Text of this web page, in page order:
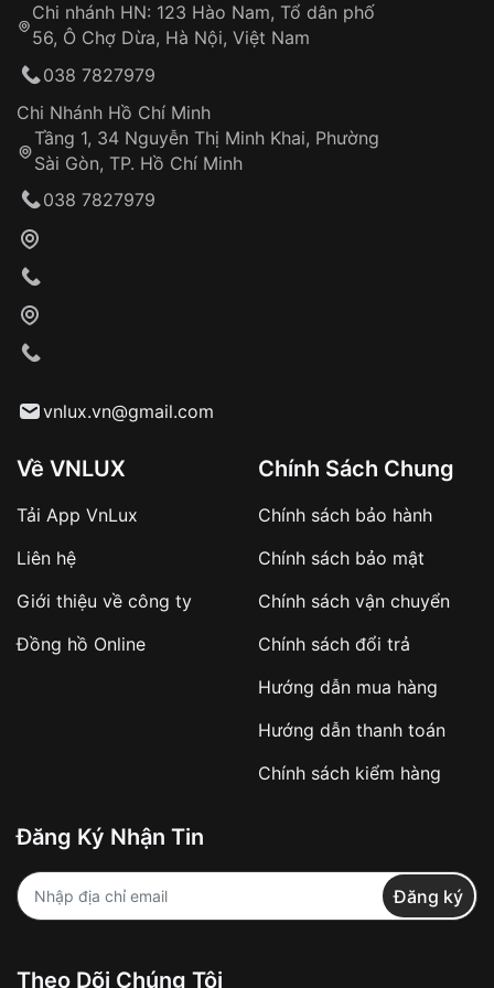
Từ khóa SEO:
Khách hàng kiểm tra và thanh toán trực tiếp
Từ khóa SEO:
sản phẩm đặc biệt
Khách hàng cần
đặt cọc trước 10% giá trị đơn
hàng
Số tiền còn lại thanh toán khi nhận hàng hoặc
✔️ Hạn chế tình trạng hủy đơn không mong
Từ khóa SEO:
Khách hàng được
Đảm bảo quyền lợi khách hàng
Đồng hành cùng khách hàng trong suốt quá
trình sử dụng
Chi nhánh HN: 123 Hào Nam, Tổ dân phố
56, Ô Chợ Dừa, Hà Nội, Việt Nam
038 7827979
Chi Nhánh Hồ Chí Minh
Tầng 1, 34 Nguyễn Thị Minh Khai, Phường
Sài Gòn, TP. Hồ Chí Minh
038 7827979
vnlux.vn@gmail.com
Về VNLUX
Tải App VnLux
Liên hệ
Giới thiệu về công ty
Đồng hồ Online
Chính Sách Chung
Chính sách bảo hành
Chính sách bảo mật
Chính sách vận chuyển
Chính sách đổi trả
Hướng dẫn mua hàng
Hướng dẫn thanh toán
Chính sách kiểm hàng
Đăng Ký Nhận Tin
Đăng ký
Theo Dõi Chúng Tôi